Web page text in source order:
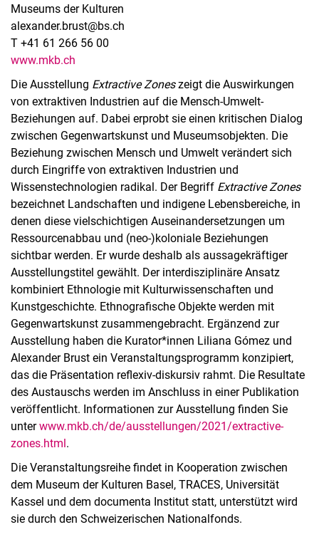
Museums der Kulturen
alexander.brust@bs.ch
T +41 61 266 56 00
www.mkb.ch
Die Ausstellung Extractive Zoneszeigt die Auswirkungen
von extraktiven Industrien auf die Mensch-Umwelt-
Beziehungen auf. Dabei erprobt sie einen kritischen Dialog
zwischen Gegenwartskunst und Museumsobjekten. Die
Beziehung zwischen Mensch und Umwelt verändert sich
durch Eingriffe von extraktiven Industrien und
Wissenstechnologien radikal. Der Begriff Extractive Zones
bezeichnet Landschaften und indigene Lebensbereiche, in
denen diese vielschichtigen Auseinandersetzungen um
Ressourcenabbau und (neo-)koloniale Beziehungen
sichtbar werden. Er wurde deshalb als aussagekräftiger
Ausstellungstitel gewählt. Der interdisziplinäre Ansatz
kombiniert Ethnologie mit Kulturwissenschaften und
Kunstgeschichte. Ethnografische Objekte werden mit
Gegenwartskunst zusammengebracht. Ergänzend zur
Ausstellung haben die Kurator*innen Liliana Gómez und
Alexander Brust ein Veranstaltungsprogramm konzipiert,
das die Präsentation reflexiv-diskursiv rahmt. Die Resultate
des Austauschs werden im Anschluss in einer Publikation
veröffentlicht. Informationen zur Ausstellung finden Sie
unterwww.mkb.ch/de/ausstellungen/2021/extractive-
zones.html.
Die Veranstaltungsreihe findet in Kooperation zwischen
dem Museum der Kulturen Basel, TRACES, Universität
Kassel und dem documenta Institut statt, unterstützt wird
sie durch den Schweizerischen Nationalfonds.